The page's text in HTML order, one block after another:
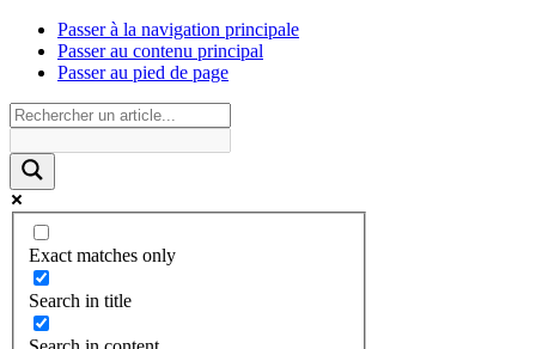
Passer à la navigation principale
Passer au contenu principal
Passer au pied de page
Exact matches only
Search in title